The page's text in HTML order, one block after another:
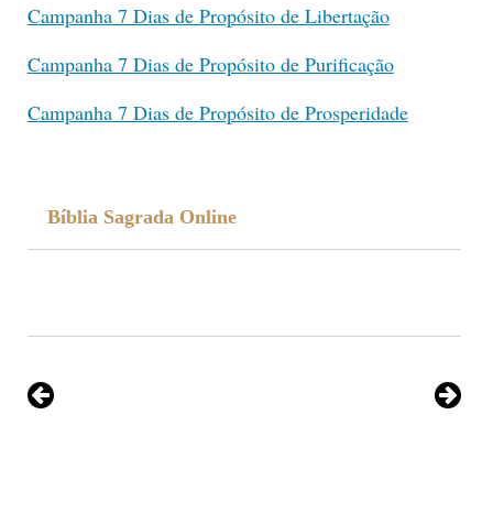
Campanha 7 Dias de Propósito de Libertação
Campanha 7 Dias de Propósito de Purificação
Campanha 7 Dias de Propósito de Prosperidade
Bíblia Sagrada Online